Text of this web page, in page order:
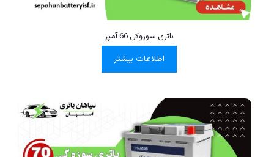
باتری سوزوکی 66 آمپر
اطلاعات بیشتر